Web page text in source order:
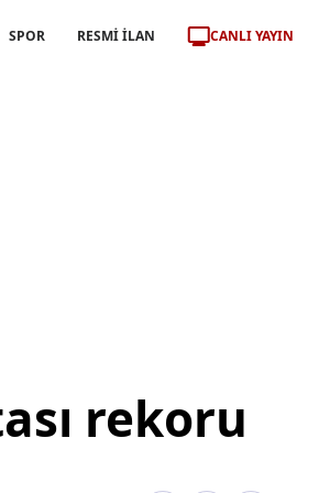
SPOR RESMİ İLAN CANLI YAYIN
rekoru